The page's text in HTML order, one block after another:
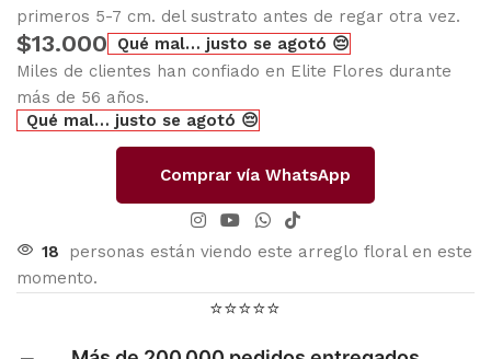
primeros 5-7 cm. del sustrato antes de regar otra vez.
$13.000
Qué mal… justo se agotó 😔
Miles de clientes han confiado en Elite Flores durante
más de 56 años.
Qué mal… justo se agotó 😔
Comprar vía WhatsApp
18
personas están viendo este arreglo floral en este
momento.
⭐⭐⭐⭐⭐